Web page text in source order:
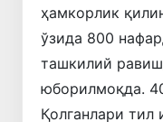
ҳамкорлик
ўзида 800
ташкилий
юборилмоқда.
Қолганлари тил